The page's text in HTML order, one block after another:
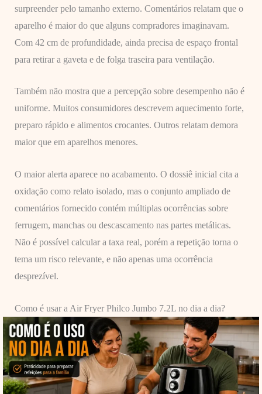
surpreender pelo tamanho externo. Comentários relatam que o
aparelho é maior do que alguns compradores imaginavam.
Com 42 cm de profundidade, ainda precisa de espaço frontal
para retirar a gaveta e de folga traseira para ventilação.
Também não mostra que a percepção sobre desempenho não é
uniforme. Muitos consumidores descrevem aquecimento forte,
preparo rápido e alimentos crocantes. Outros relatam demora
maior que em aparelhos menores.
O maior alerta aparece no acabamento. O dossiê inicial cita a
oxidação como relato isolado, mas o conjunto ampliado de
comentários fornecido contém múltiplas ocorrências sobre
ferrugem, manchas ou descascamento nas partes metálicas.
Não é possível calcular a taxa real, porém a repetição torna o
tema um risco relevante, e não apenas uma ocorrência
desprezível.
Como é usar a Air Fryer Philco Jumbo 7.2L no dia a dia?